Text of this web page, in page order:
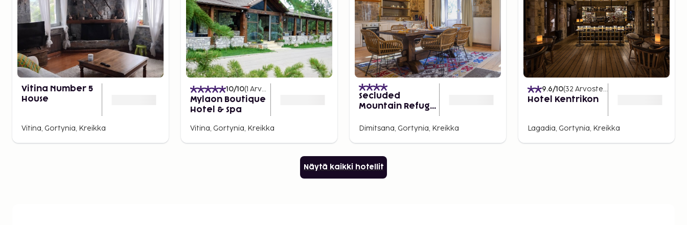
Vitina Number 5
House
Vitina, Gortynia, Kreikka
10/10(1 Arvostelut
Mylaon Boutique
Hotel & Spa
Vitina, Gortynia, Kreikka
Secluded
Mountain Refuge
Paradise Gem
Dimitsana, Gortynia, Kreikka
9.6/10(32 Arvostelut
Hotel Kentrikon
Lagadia, Gortynia, Kreikka
Näytä kaikki hotellit